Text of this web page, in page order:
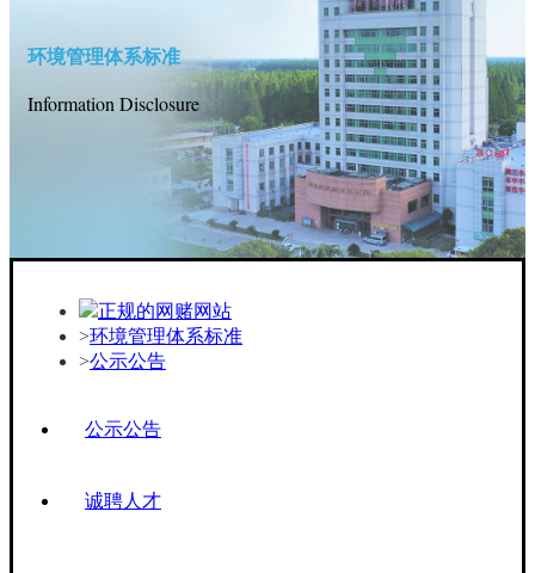
环境管理体系标准
Information Disclosure
正规的网赌网站
环境管理体系标准
公示公告
公示公告
诚聘人才